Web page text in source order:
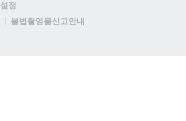
설정
불법촬영물신고안내